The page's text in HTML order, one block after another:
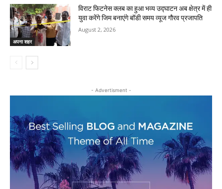
अपना शहर
विराट फिटनेस क्लब का हुआ भव्य उद्घाटन अब क्षेत्र में ही
युवा करेंगे जिम बनाएंगे बॉडी समय व्यूज गौरव प्रजापति
August 2, 2026
- Advertisment -